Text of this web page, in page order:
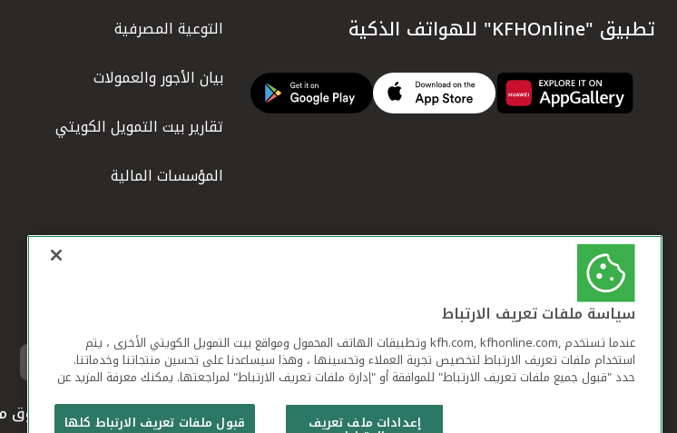
تطبيق "KFHOnline" للهواتف الذكية
التوعية المصرفية
بيان الأجور والعمولات
تقارير بيت التمويل الكويتي
المؤسسات المالية
بيت التمويل الكويتي جميع الحقوق
سياسة ملفات تعريف الارتباط
عندما تستخدم ,kfh.com, kfhonline.com وتطبيقات الهاتف المحمول ومواقع بيت التمويل الكويتي الأخرى ، يتم
استخدام ملفات تعريف الارتباط لتخصيص تجربة العملاء وتحسينها ، وهذا سيساعدنا على تحسين منتجاتنا وخدماتنا.
حدد "قبول جميع ملفات تعريف الارتباط" للموافقة أو "إدارة ملفات تعريف الارتباط" لمراجعتها. يمكنك معرفة المزيد عن
قبول ملفات تعريف الارتباط كلها
إعدادات ملف تعريف